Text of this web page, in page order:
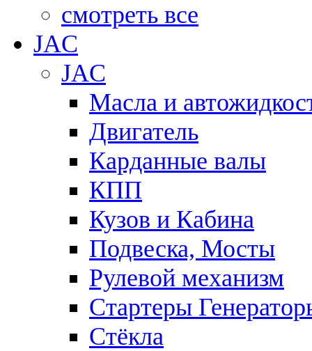
смотреть все
JAC
JAC
Масла и
Двигатель
Карданные валы
КПП
Кузов и Кабина
Подвеска, Мосты
Рулевой механизм
Стартеры
Стёкла